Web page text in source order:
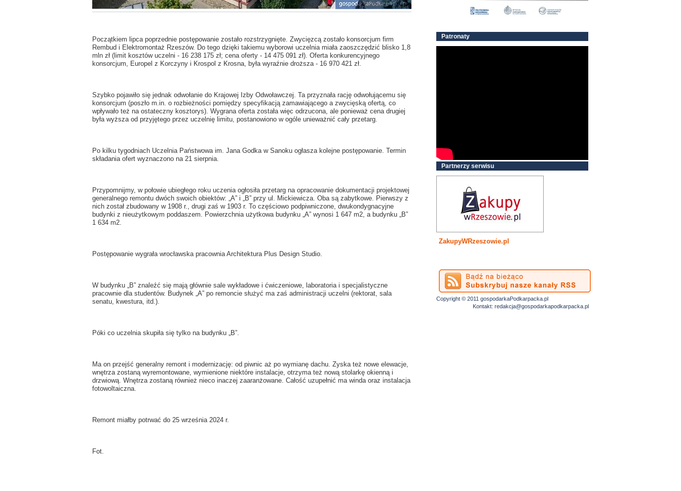
Początkiem lipca poprzednie postępowanie zostało rozstrzygnięte. Zwycięzcą zostało konsorcjum firm
Rembud i Elektromontaż Rzeszów. Do tego dzięki takiemu wyborowi uczelnia miała zaoszczędzić blisko 1,8
mln zł (limit kosztów uczelni - 16 238 175 zł; cena oferty - 14 475 091 zł). Oferta konkurencyjnego
konsorcjum, Europel z Korczyny i Krospol z Krosna, była wyraźnie droższa - 16 970 421 zł.
Szybko pojawiło się jednak odwołanie do Krajowej Izby Odwoławczej. Ta przyznała rację odwołującemu się
konsorcjum (poszło m.in. o rozbieżności pomiędzy specyfikacją zamawiającego a zwycięską ofertą, co
wpływało też na ostateczny kosztorys). Wygrana oferta została więc odrzucona, ale ponieważ cena drugiej
była wyższa od przyjętego przez uczelnię limitu, postanowiono w ogóle unieważnić cały przetarg.
Po kilku tygodniach Uczelnia Państwowa im. Jana Godka w Sanoku ogłasza kolejne postępowanie. Termin
składania ofert wyznaczono na 21 sierpnia.
Przypomnijmy, w połowie ubiegłego roku uczenia ogłosiła przetarg na opracowanie dokumentacji projektowej
generalnego remontu dwóch swoich obiektów: „A” i „B” przy ul. Mickiewicza. Oba są zabytkowe. Pierwszy z
nich został zbudowany w 1908 r., drugi zaś w 1903 r. To częściowo podpiwniczone, dwukondygnacyjne
budynki z nieużytkowym poddaszem. Powierzchnia użytkowa budynku „A” wynosi 1 647 m2, a budynku „B”
1 634 m2.
Postępowanie wygrała wrocławska pracownia Architektura Plus Design Studio.
W budynku „B” znaleźć się mają głównie sale wykładowe i ćwiczeniowe, laboratoria i specjalistyczne
pracownie dla studentów. Budynek „A” po remoncie służyć ma zaś administracji uczelni (rektorat, sala
senatu, kwestura, itd.).
Póki co uczelnia skupiła się tylko na budynku „B”.
Ma on przejść generalny remont i modernizację: od piwnic aż po wymianę dachu. Zyska też nowe elewacje,
wnętrza zostaną wyremontowane, wymienione niektóre instalacje, otrzyma też nową stolarkę okienną i
drzwiową. Wnętrza zostaną również nieco inaczej zaaranżowane. Całość uzupełnić ma winda oraz instalacja
fotowoltaiczna.
Remont miałby potrwać do 25 września 2024 r.
Fot.
Patronaty
Partnerzy serwisu
ZakupyWRzeszowie.pl
Copyright © 2011 gospodarkaPodkarpacka.pl
Kontakt: redakcja@gospodarkapodkarpacka.pl